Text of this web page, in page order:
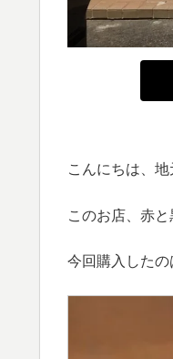
こんにちは、
このお店、赤
今回購入したの